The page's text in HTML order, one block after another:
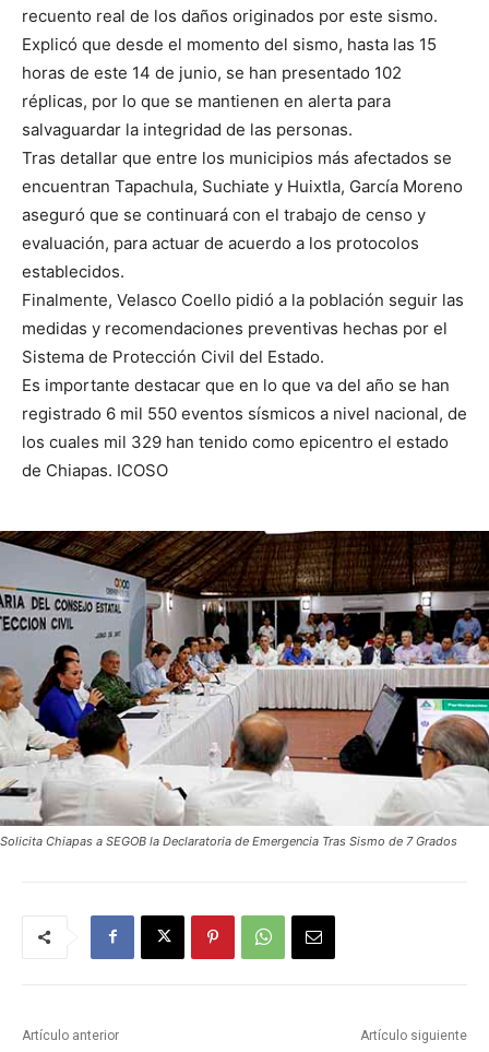
recuento real de los daños originados por este sismo.
Explicó que desde el momento del sismo, hasta las 15
horas de este 14 de junio, se han presentado 102
réplicas, por lo que se mantienen en alerta para
salvaguardar la integridad de las personas.
Tras detallar que entre los municipios más afectados se
encuentran Tapachula, Suchiate y Huixtla, García Moreno
aseguró que se continuará con el trabajo de censo y
evaluación, para actuar de acuerdo a los protocolos
establecidos.
Finalmente, Velasco Coello pidió a la población seguir las
medidas y recomendaciones preventivas hechas por el
Sistema de Protección Civil del Estado.
Es importante destacar que en lo que va del año se han
registrado 6 mil 550 eventos sísmicos a nivel nacional, de
los cuales mil 329 han tenido como epicentro el estado
de Chiapas. ICOSO
Solicita Chiapas a SEGOB la Declaratoria de Emergencia Tras Sismo de 7 Grados
Artículo anterior Artículo siguiente